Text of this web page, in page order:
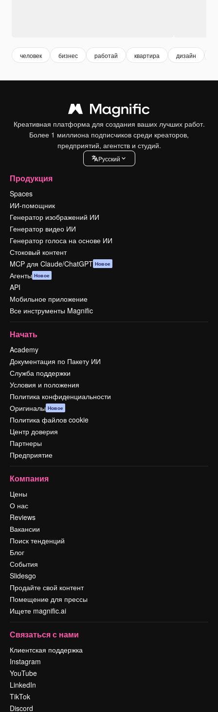
человек бизнес работай квартира дизайн
Креативная платформа для создания ваших лучших работ.
Более 1 миллиона подписчиков среди креаторов,
предприятий, агентств и студий.
Pусский
Продукция
Spaces
ИИ-помощник
Генератор изображений ИИ
Генератор видео ИИ
Генератор голоса на основе ИИ
Стоковый контент
MCP для Claude/ChatGPT Новое
Агенты Новое
API
Мобильное приложение
Все инструменты Magnific
Начать
Academy
Документация по Пакету ИИ
Служба поддержки
Условия и положения
Политика конфиденциальности
Оригиналы Новое
Политика файлов cookie
Центр доверия
Партнеры
Предприятие
Компания
Цены
О нас
Reviews
Вакансии
Поиск тенденций
Блог
События
Slidesgo
Продайте свой контент
Помещение для прессы
Ищете magnific.ai
Связаться с нами
Клиентская поддержка
Instagram
YouTube
LinkedIn
TikTok
Discord